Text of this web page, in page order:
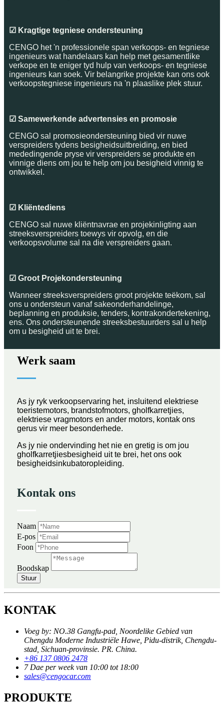
☑ Kragtige tegniese ondersteuning
CENGO het 'n professionele span verkoops- en tegniese
ingenieurs wat handelaars kan help met gesamentlike
verkope en te eniger tyd hulp van verkoops- en tegniese
ingenieurs kan soek. Vir belangrike projekte kan ons ook
verkoopstegniese ingenieurs na 'n plaaslike plek stuur.
☑ Samewerkende advertensies en promosie
CENGO sal promosieondersteuning bied vir nuwe
verspreiders tydens besigheidsuitbreiding, en bied
mededingende pryse vir verspreiders se produkte en
vinnige diens om jou te help om jou besigheid vinnig te
ontwikkel.
☑ Kliëntediens
CENGO sal nuwe kliëntnavrae en projekinligting aan
streeksverspreiders toewys vir opvolg, en die
verkoopsvolume sal na die verspreiders gaan.
☑ Groot Projekondersteuning
Wanneer streeksverspreiders groot projekte teëkom, sal
ons u ondersteun vanaf sakeonderhandelinge,
beplanning en produksie, tenders, kontrakondertekening,
ens. Ons ondersteunende streeksbestuurders sal u help
om u besigheid uit te brei.
Werk saam
As jy ryk verkoopservaring het, insluitend elektriese
toeristemotors, brandstofmotors, gholfkarretjies,
elektriese vragmotors en ander motors, kontak ons ​​
gerus vir meer besonderhede.
As jy nie ondervinding het nie en gretig is om jou
gholfkarretjiesbesigheid uit te brei, het ons ook
besigheidsinkubatoropleiding.
Kontak ons
Naam
E-pos
Foon
Boodskap
Stuur
KONTAK
Voeg by: NO.38 Gangfu-pad, Noordelike Gebied van
Chengdu Moderne Industriële Hawe, Pidu-distrik, Chengdu-
stad, Sichuan-provinsie. PR. China.
+86 137 0806 2478
7 Dae per week van 10:00 tot 18:00
sales@cengocar.com
PRODUKTE